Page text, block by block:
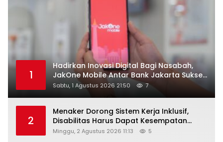
1
Hadirkan Inovasi Digital Bagi Nasabah,
JakOne Mobile Antar Bank Jakarta Sukses
Raih Digital Excellence Awards 2026
Sabtu, 1 Agustus 2026 21:50 7
2
Menaker Dorong Sistem Kerja Inklusif,
Disabilitas Harus Dapat Kesempatan
Setara
Minggu, 2 Agustus 2026 11:13 5